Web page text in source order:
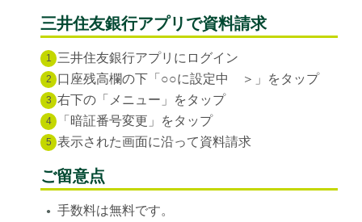
三井住友銀行アプリで資料請求
1 三井住友銀行アプリにログイン
2 口座残高欄の下「○○に設定中 ＞」をタップ
3 右下の「メニュー」をタップ
4 「暗証番号変更」をタップ
5 表示された画面に沿って資料請求
ご留意点
● 手数料は無料です。